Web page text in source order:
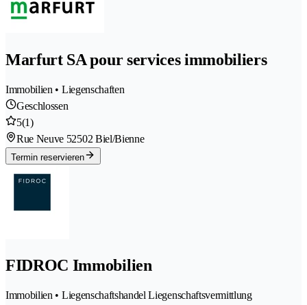
Marfurt SA pour services immobiliers
Immobilien • Liegenschaften
Geschlossen
5(1)
Rue Neuve 52502 Biel/Bienne
Termin reservieren
FIDROC Immobilien
Immobilien • Liegenschaftshandel Liegenschaftsvermittlung